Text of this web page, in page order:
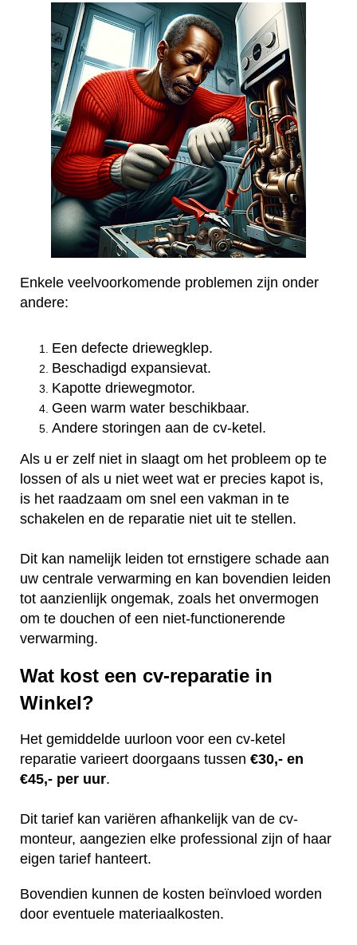
Enkele veelvoorkomende problemen zijn onder
andere:
Een defecte driewegklep.
Beschadigd expansievat.
Kapotte driewegmotor.
Geen warm water beschikbaar.
Andere storingen aan de cv-ketel.
Als u er zelf niet in slaagt om het probleem op te
lossen of als u niet weet wat er precies kapot is,
is het raadzaam om snel een vakman in te
schakelen en de reparatie niet uit te stellen.
Dit kan namelijk leiden tot ernstigere schade aan
uw centrale verwarming en kan bovendien leiden
tot aanzienlijk ongemak, zoals het onvermogen
om te douchen of een niet-functionerende
verwarming.
Wat kost een cv-reparatie in
Winkel?
Het gemiddelde uurloon voor een cv-ketel
reparatie varieert doorgaans tussen €30,- en
€45,- per uur.
Dit tarief kan variëren afhankelijk van de cv-
monteur, aangezien elke professional zijn of haar
eigen tarief hanteert.
Bovendien kunnen de kosten beïnvloed worden
door eventuele materiaalkosten.